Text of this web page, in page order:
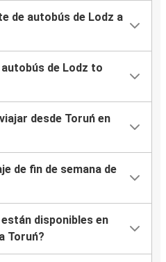
de autobús de Lodz a
de Lodz to
desde Toruń en
de fin de semana de
disponibles en
Toruń?